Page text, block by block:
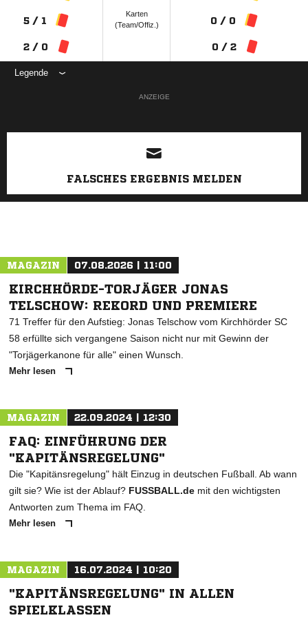
5 / 1
2 / 0
Karten
(Team/Offiz.)
0 / 0
0 / 2
Legende
ANZEIGE
FALSCHES ERGEBNIS MELDEN
MAGAZIN 07.08.2026 | 11:00
KIRCHHÖRDE-TORJÄGER JONAS
TELSCHOW: REKORD UND PREMIERE
71 Treffer für den Aufstieg: Jonas Telschow vom Kirchhörder SC
58 erfüllte sich vergangene Saison nicht nur mit Gewinn der
"Torjägerkanone für alle" einen Wunsch.
Mehr lesen
MAGAZIN 22.09.2024 | 12:30
FAQ: EINFÜHRUNG DER
"KAPITÄNSREGELUNG"
Die "Kapitänsregelung" hält Einzug in deutschen Fußball. Ab wann
gilt sie? Wie ist der Ablauf? FUSSBALL.de mit den wichtigsten
Antworten zum Thema im FAQ.
Mehr lesen
MAGAZIN 16.07.2024 | 10:20
"KAPITÄNSREGELUNG" IN ALLEN
SPIELKLASSEN